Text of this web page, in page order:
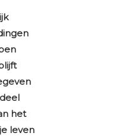
het
leven